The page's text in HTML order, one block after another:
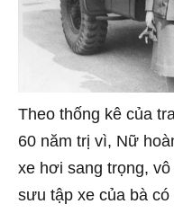
Theo thống kê của
60 năm trị vì, Nữ
xe hơi sang trọng,
sưu tập xe của bà